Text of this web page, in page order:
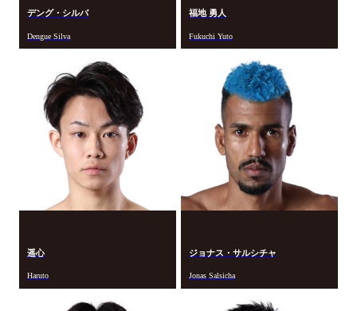
デング・シルバ
Dengue Silva
福地 勇人
Fukuchi Yuto
遥心
Haruto
ジョナス・サルシチャ
Jonas Salsicha